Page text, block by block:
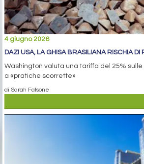
4 giugno 2026
DAZI USA, LA GHISA BRASILIANA RISCHIA DI
Washington valuta una tariffa del 25%
a «pratiche scorrette»
di Sarah Falsone